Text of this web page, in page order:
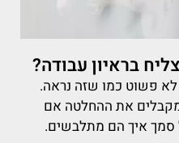
בראיון עבודה?
פשוט כמו שזה נראה.
מקבלים את ההחלטה אם
סמך איך הם מתלבשים.